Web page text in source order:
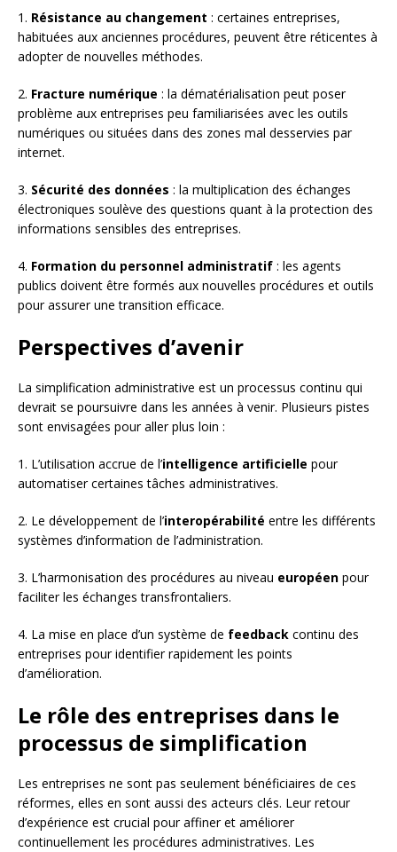
1. Résistance au changement : certaines entreprises,
habituées aux anciennes procédures, peuvent être réticentes à
adopter de nouvelles méthodes.
2. Fracture numérique : la dématérialisation peut poser
problème aux entreprises peu familiarisées avec les outils
numériques ou situées dans des zones mal desservies par
internet.
3. Sécurité des données : la multiplication des échanges
électroniques soulève des questions quant à la protection des
informations sensibles des entreprises.
4. Formation du personnel administratif : les agents
publics doivent être formés aux nouvelles procédures et outils
pour assurer une transition efficace.
Perspectives d’avenir
La simplification administrative est un processus continu qui
devrait se poursuivre dans les années à venir. Plusieurs pistes
sont envisagées pour aller plus loin :
1. L’utilisation accrue de l’intelligence artificielle pour
automatiser certaines tâches administratives.
2. Le développement de l’interopérabilité entre les différents
systèmes d’information de l’administration.
3. L’harmonisation des procédures au niveau européen pour
faciliter les échanges transfrontaliers.
4. La mise en place d’un système de feedback continu des
entreprises pour identifier rapidement les points
d’amélioration.
Le rôle des entreprises dans le
processus de simplification
Les entreprises ne sont pas seulement bénéficiaires de ces
réformes, elles en sont aussi des acteurs clés. Leur retour
d’expérience est crucial pour affiner et améliorer
continuellement les procédures administratives. Les